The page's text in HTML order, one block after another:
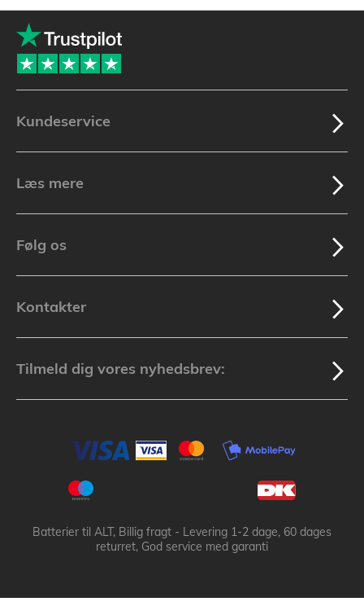
Kundeservice
Læs mere
Følg os
Kontakter
Tilmeld dig vores nyhedsbrev:
Batterier til ALT, Billig fragt - Levering 1-2 dage, 60 dages
returret, God service med garanti